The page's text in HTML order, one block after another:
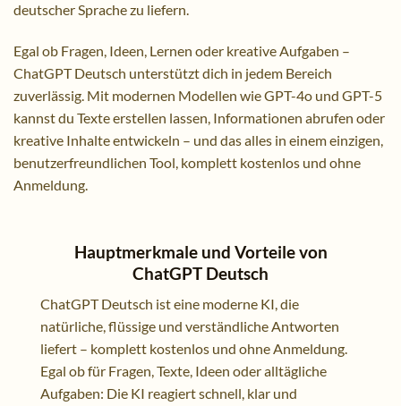
deutscher Sprache zu liefern.
Egal ob Fragen, Ideen, Lernen oder kreative Aufgaben –
ChatGPT Deutsch unterstützt dich in jedem Bereich
zuverlässig. Mit modernen Modellen wie GPT-4o und GPT-5
kannst du Texte erstellen lassen, Informationen abrufen oder
kreative Inhalte entwickeln – und das alles in einem einzigen,
benutzerfreundlichen Tool, komplett kostenlos und ohne
Anmeldung.
Hauptmerkmale und Vorteile von
ChatGPT Deutsch
ChatGPT Deutsch ist eine moderne KI, die
natürliche, flüssige und verständliche Antworten
liefert – komplett kostenlos und ohne Anmeldung.
Egal ob für Fragen, Texte, Ideen oder alltägliche
Aufgaben: Die KI reagiert schnell, klar und